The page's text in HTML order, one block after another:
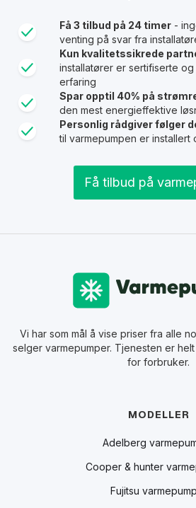
Få 3 tilbud på 24 timer -
venting på svar fra
Kun kvalitetssikrede
installatører er sertifiserte
erfaring
Spar opptil 40% på
den mest energieffektive
Personlig rådgiver følger
til varmepumpen er installert
Få tilbud på
Vi har som mål å vise priser fra alle
selger varmepumper. Tjenesten er
for forbruker.
MODELLER
Adelberg
Cooper & hunter
Fujitsu